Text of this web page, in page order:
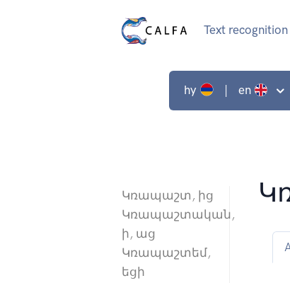
Text recognition
hy | en
Կռապաշտ, ից
Կռապաշտական,
ի, աց
Կռապաշտեմ,
եցի